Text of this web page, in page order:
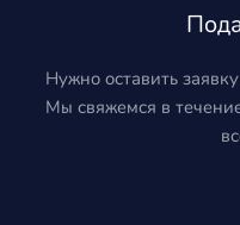
Нужно оставить
Мы свяжемся в